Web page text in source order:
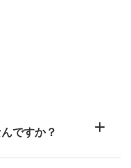
ですか？